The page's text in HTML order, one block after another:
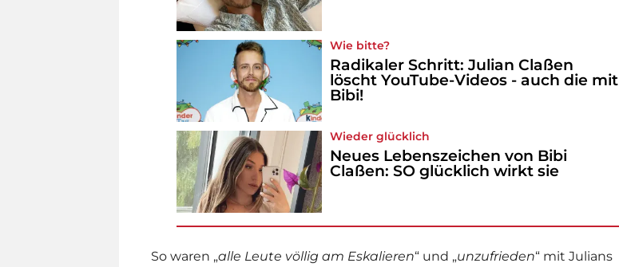
Wie bitte?
Radikaler Schritt: Julian Claßen
löscht YouTube-Videos - auch die mit
Bibi!
Wieder glücklich
Neues Lebenszeichen von Bibi
Claßen: SO glücklich wirkt sie
So waren „alle Leute völlig am Eskalieren“ und „unzufrieden“ mit Julians